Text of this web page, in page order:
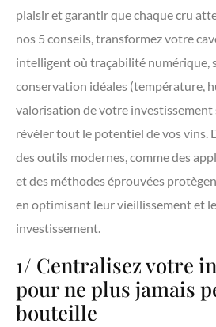
plaisir et garantir que chaque cru
nos 5 conseils, transformez votre
intelligent où traçabilité numérique,
conservation idéales (température,
valorisation de votre
révéler tout le potentiel de vos vins.
des outils modernes, comme des
et des méthodes éprouvées
en optimisant leur vieillissement et
investissement.
1/ Centralisez votre
pour ne plus jamais
bouteille